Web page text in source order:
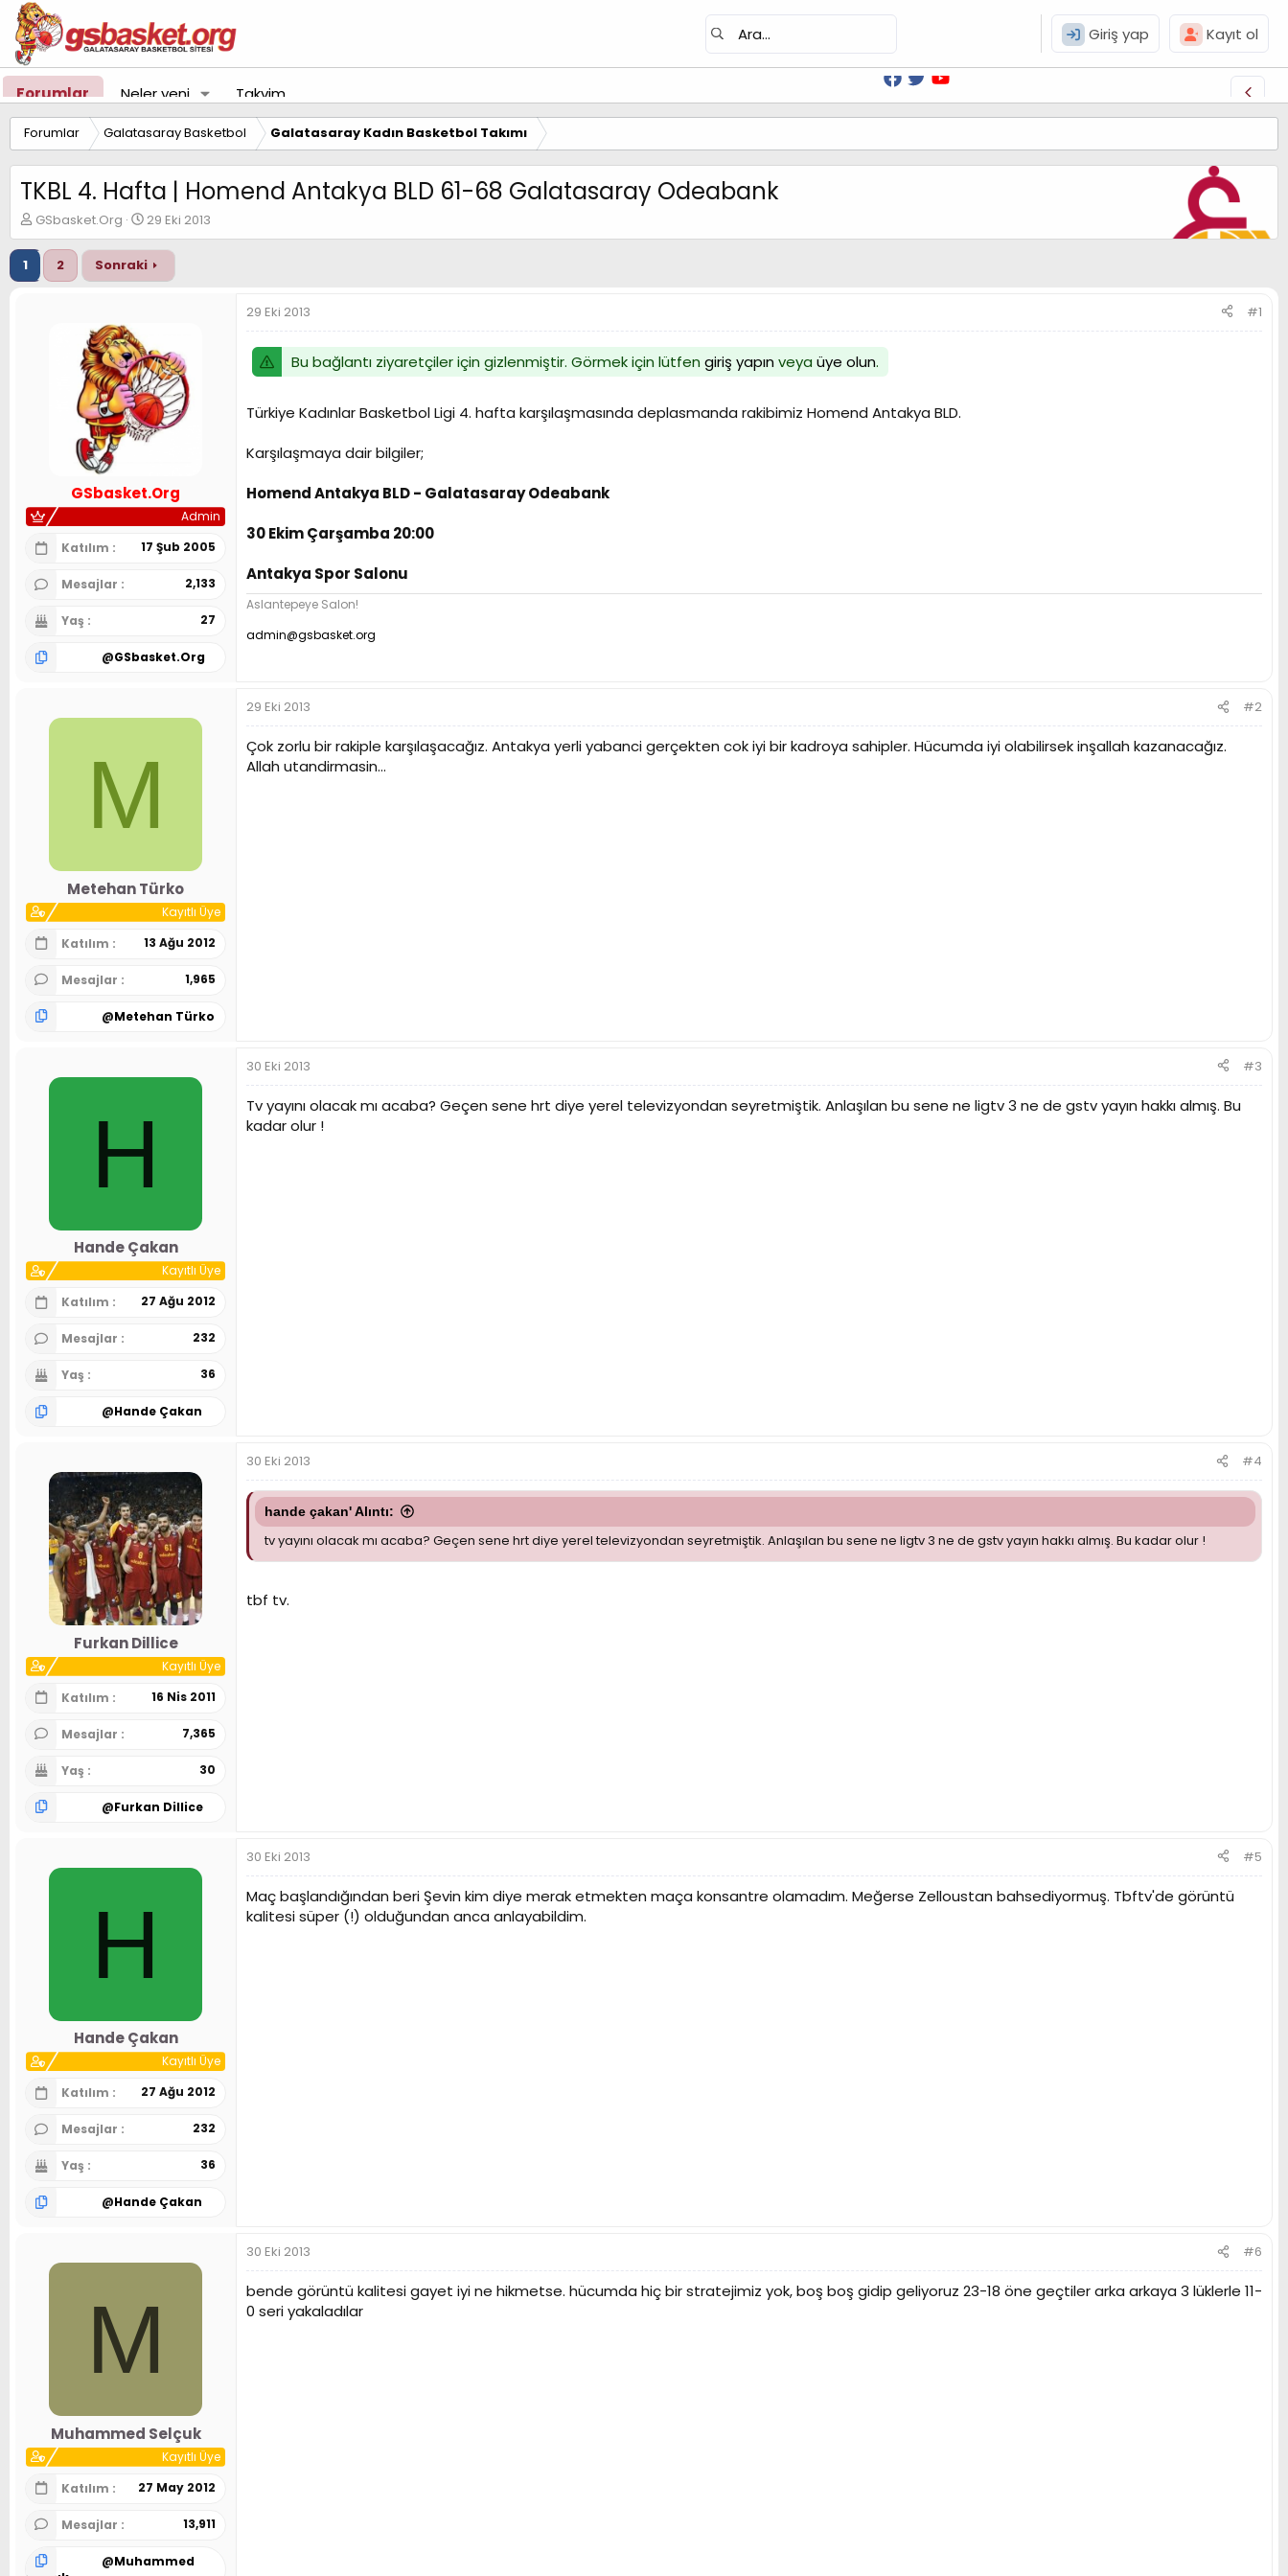
Giriş yap Kayıt ol
Forumlar Neler yeni Takvim
Forumlar Galatasaray Basketbol Galatasaray Kadın Basketbol Takımı
TKBL 4. Hafta | Homend Antakya BLD 61-68 Galatasaray Odeabank
K
o
n
u
y
GSbasket.Org
B
a
ş
l
a
ç
t
a
r
i
h
29 Eki 2013
1 2 Sonraki
GSbasket.Org
Admin
Katılım
17 Şub 2005
Mesajlar 2,133
Yaş 27
@GSbasket.Org
29 Eki 2013 #1
Bu bağlantı ziyaretçiler için gizlenmiştir. Görmek için lütfen giriş yapınveya üye olun.
Türkiye Kadınlar Basketbol Ligi 4. hafta karşılaşmasında deplasmanda rakibimiz Homend Antakya BLD.
Karşılaşmaya dair bilgiler;
Homend Antakya BLD - Galatasaray Odeabank
30 Ekim Çarşamba 20:00
Antakya Spor Salonu
Aslantepeye Salon!
admin@gsbasket.org
M
Metehan Türko
Kayıtlı Üye
Katılım
13 Ağu 2012
Mesajlar 1,965
@Metehan Türko
29 Eki 2013 #2
Çok zorlu bir rakiple karşılaşacağız. Antakya yerli yabanci gerçekten cok iyi bir kadroya sahipler. Hücumda iyi olabilirsek inşallah kazanacağız.
Allah utandirmasin...
H
Hande Çakan
Kayıtlı Üye
Katılım
27 Ağu 2012
Mesajlar 232
Yaş 36
@Hande Çakan
30 Eki 2013 #3
Tv yayını olacak mı acaba? Geçen sene hrt diye yerel televizyondan seyretmiştik. Anlaşılan bu sene ne ligtv 3 ne de gstv yayın hakkı almış. Bu
kadar olur !
Furkan Dillice
Kayıtlı Üye
Katılım
16 Nis 2011
Mesajlar 7,365
Yaş 30
@Furkan Dillice
30 Eki 2013 #4
hande çakan' Alıntı:
tv yayını olacak mı acaba? Geçen sene hrt diye yerel televizyondan seyretmiştik. Anlaşılan bu sene ne ligtv 3 ne de gstv yayın hakkı almış. Bu kadar olur !
tbf tv.
H
Hande Çakan
Kayıtlı Üye
Katılım
27 Ağu 2012
Mesajlar 232
Yaş 36
@Hande Çakan
30 Eki 2013 #5
Maç başlandığından beri Şevin kim diye merak etmekten maça konsantre olamadım. Meğerse Zelloustan bahsediyormuş. Tbftv'de görüntü
kalitesi süper (!) olduğundan anca anlayabildim.
M
Muhammed Selçuk
Kayıtlı Üye
Katılım
27 May 2012
Mesajlar 13,911
@Muhammed
30 Eki 2013 #6
bende görüntü kalitesi gayet iyi ne hikmetse. hücumda hiç bir stratejimiz yok, boş boş gidip geliyoruz 23-18 öne geçtiler arka arkaya 3 lüklerle 11-
0 seri yakaladılar